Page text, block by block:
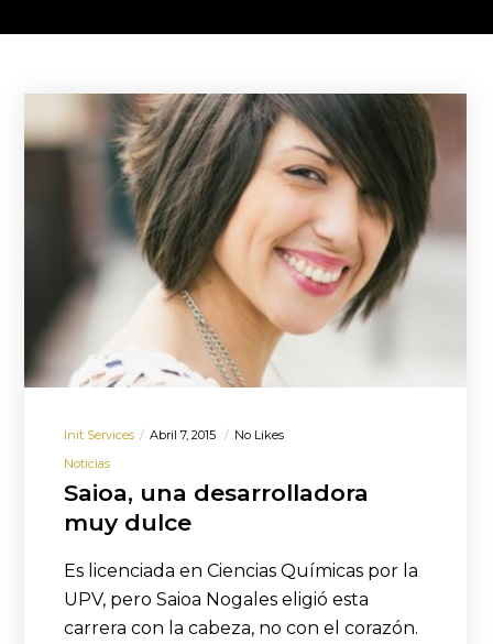
Init Services Abril 7, 2015
No Likes
Noticias
Saioa, una desarrolladora
muy dulce
Es licenciada en Ciencias Químicas por la
UPV, pero Saioa Nogales eligió esta
carrera con la cabeza, no con el corazón.